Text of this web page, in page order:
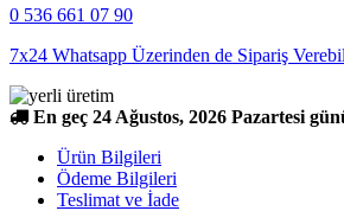
0 536 661 07 90
7x24 Whatsapp Üzerinden de Sipariş
En geç 24 Ağustos, 2026 Pazartesi
Ürün Bilgileri
Ödeme Bilgileri
Teslimat ve İade